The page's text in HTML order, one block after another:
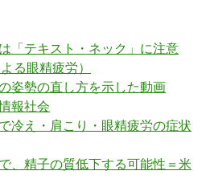
「テキスト・ネック」に注意
る眼精疲労）
姿勢の直し方を示した動画
報社会
冷え・肩こり・眼精疲労の症状
、精子の質低下する可能性＝米